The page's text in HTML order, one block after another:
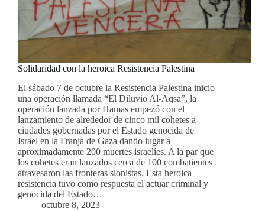
Solidaridad con la heroica Resistencia Palestina
El sábado 7 de octubre la Resistencia Palestina inicio
una operación llamada “El Diluvio Al-Aqsa”, la
operación lanzada por Hamas empezó con el
lanzamiento de alrededor de cinco mil cohetes a
ciudades gobernadas por el Estado genocida de
Israel en la Franja de Gaza dando lugar a
aproximadamente 200 muertes israelíes. A la par que
los cohetes eran lanzados cerca de 100 combatientes
atravesaron las fronteras sionistas. Esta heroica
resistencia tuvo como respuesta el actuar criminal y
genocida del Estado…
octubre 8, 2023